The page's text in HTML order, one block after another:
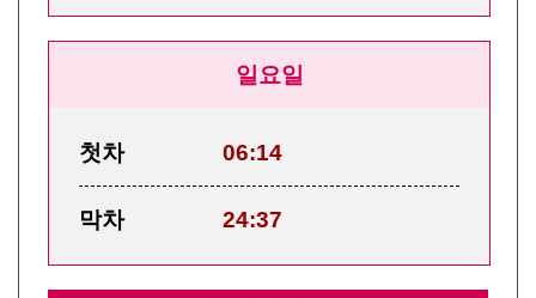
일요일
첫차 06:14
막차 24:37